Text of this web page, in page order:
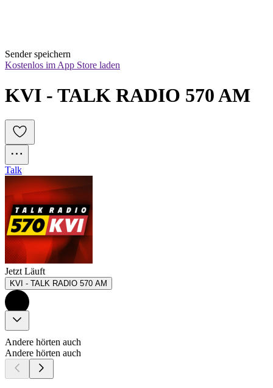
Sender speichern
Kostenlos im App Store laden
KVI - TALK RADIO 570 AM
Talk
Jetzt Läuft
KVI - TALK RADIO 570 AM
Andere hörten auch
Andere hörten auch